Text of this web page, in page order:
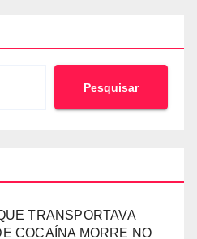
Pesquisar
TRANSPORTAVA
COCAÍNA MORRE NO